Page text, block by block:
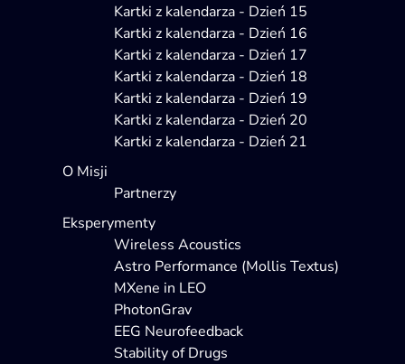
Kartki z kalendarza - Dzień 15
Kartki z kalendarza - Dzień 16
Kartki z kalendarza - Dzień 17
Kartki z kalendarza - Dzień 18
Kartki z kalendarza - Dzień 19
Kartki z kalendarza - Dzień 20
Kartki z kalendarza - Dzień 21
O Misji
Partnerzy
Eksperymenty
Wireless Acoustics
Astro Performance (Mollis Textus)
MXene in LEO
PhotonGrav
EEG Neurofeedback
Stability of Drugs